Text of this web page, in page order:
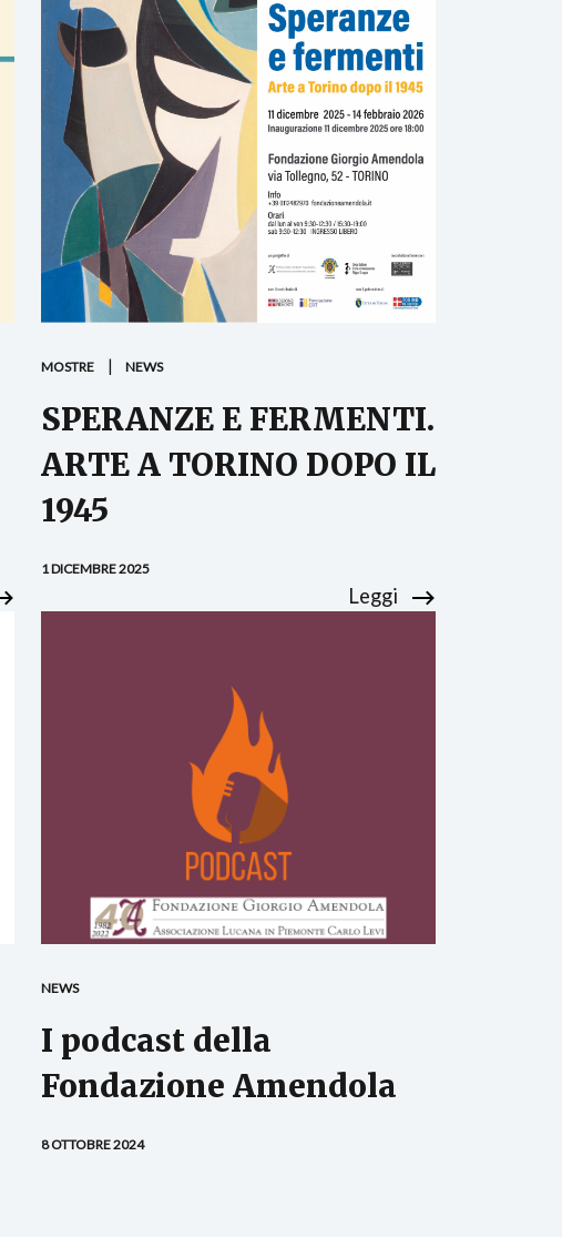
MOSTRE NEWS
SPERANZE E FERMENTI.
ARTE A TORINO DOPO IL
1945
1 DICEMBRE 2025
Leggi
NEWS
I podcast della
Fondazione Amendola
8 OTTOBRE 2024